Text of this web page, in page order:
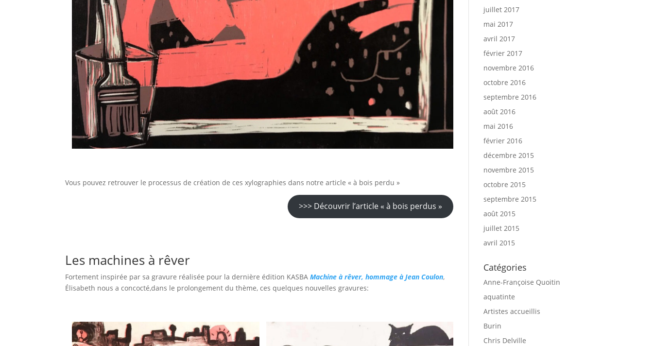
Vous pouvez retrouver le processus de création de ces xylographies dans notre article « à bois perdu »
>>> Découvrir l’article « à bois perdus »
Les machines à rêver
Fortement inspirée par sa gravure réalisée pour la dernière édition KASBAMachine à rêver, hommage à Jean Coulon,
Élisabeth nous a concocté,dans le prolongement du thème, ces quelques nouvelles gravures:
juillet 2017
mai 2017
avril 2017
février 2017
novembre 2016
octobre 2016
septembre 2016
août 2016
mai 2016
février 2016
décembre 2015
novembre 2015
octobre 2015
septembre 2015
août 2015
juillet 2015
avril 2015
Catégories
Anne-Françoise Quoitin
aquatinte
Artistes accueillis
Burin
Chris Delville